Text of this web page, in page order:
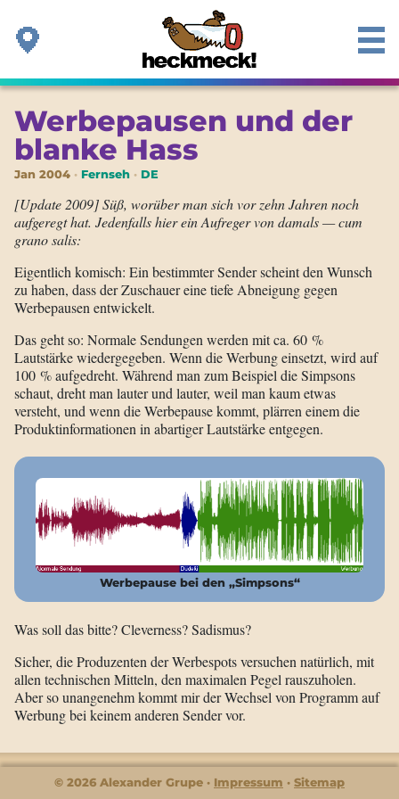
Werbepausen und der
blanke Hass
Jan 2004 Fernseh DE
[Update 2009]Süß, worüber man sich vor zehn Jahren noch
aufgeregt hat. Jedenfalls hier ein Aufreger von damals — cum
grano salis:
Eigentlich komisch: Ein bestimmter Sender scheint den Wunsch
zu haben, dass der Zuschauer eine tiefe Abneigung gegen
Werbepausen entwickelt.
Das geht so: Normale Sendungen werden mit ca. 60 %
Lautstärke wiedergegeben. Wenn die Werbung einsetzt, wird auf
100 % aufgedreht. Während man zum Beispiel die Simpsons
schaut, dreht man lauter und lauter, weil man kaum etwas
versteht, und wenn die Werbepause kommt, plärren einem die
Produktinformationen in abartiger Lautstärke entgegen.
Werbepause bei den „Simpsons“
Was soll das bitte? Cleverness? Sadismus?
Sicher, die Produzenten der Werbespots versuchen natürlich, mit
allen technischen Mitteln, den maximalen Pegel rauszuholen.
Aber so unangenehm kommt mir der Wechsel von Programm auf
Werbung bei keinem anderen Sender vor.
© 2026 Alexander Grupe Impressum Sitemap